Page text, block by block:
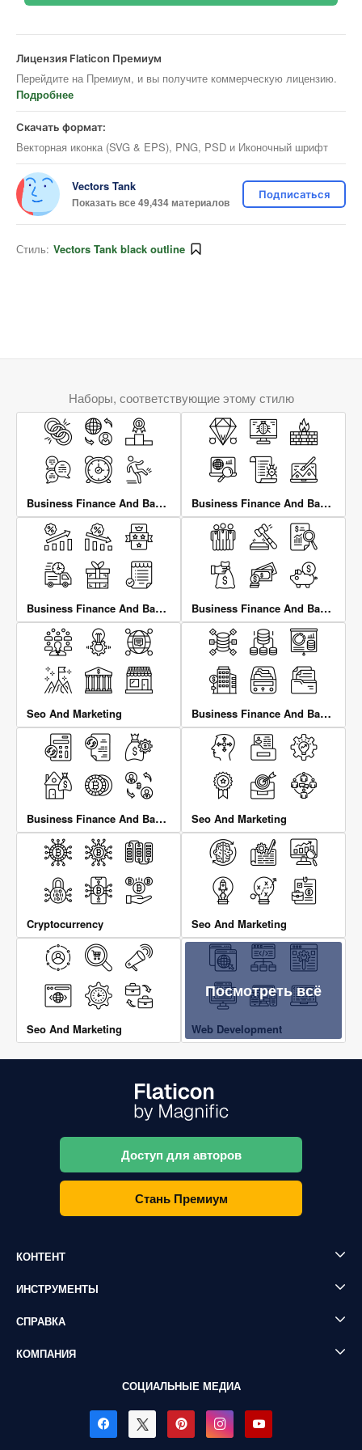
Лицензия Flaticon Премиум
Перейдите на Премиум, и вы получите коммерческую лицензию.
Подробнее
Скачать формат:
Векторная иконка (SVG & EPS), PNG, PSD и Иконочный шрифт
Vectors Tank
Показать все 49,434 материалов
Подписаться
Стиль: Vectors Tank black outline
Наборы, соответствующие этому стилю
Business Finance And Banking Business Finance And Banking
Business Finance And Banking Business Finance And Banking
Seo And Marketing Business Finance And Banking
Business Finance And Banking Seo And Marketing
Cryptocurrency Seo And Marketing
Seo And Marketing
Посмотреть всё
Web Development
Доступ для авторов
Стань Премиум
КОНТЕНТ
ИНСТРУМЕНТЫ
СПРАВКА
КОМПАНИЯ
СОЦИАЛЬНЫЕ МЕДИА